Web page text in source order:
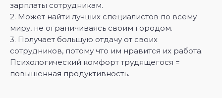
зарплаты сотрудникам.
2. Может найти лучших специалистов по всему
миру, не ограничиваясь своим городом.
3. Получает большую отдачу от своих
сотрудников, потому что им нравится их работа.
Психологический комфорт трудящегося =
повышенная продуктивность.